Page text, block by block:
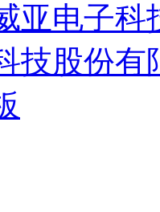
亚电子科
技股份有